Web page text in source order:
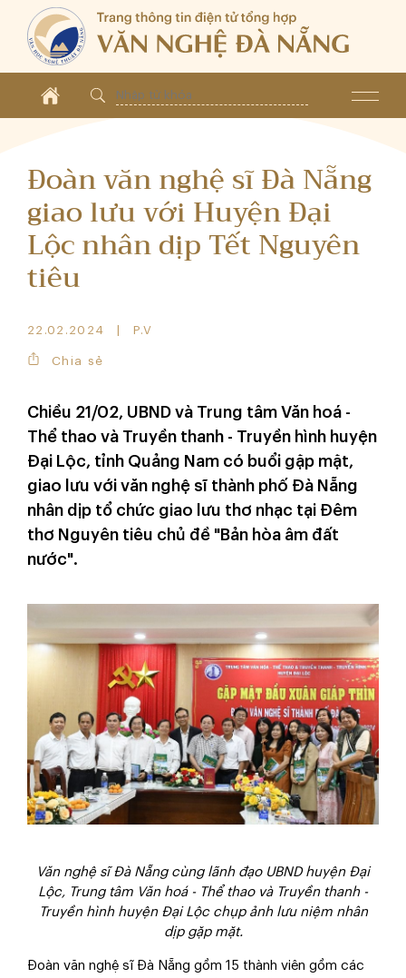
Đoàn văn nghệ sĩ Đà Nẵng
giao lưu với Huyện Đại
Lộc nhân dịp Tết Nguyên
tiêu
22.02.2024 P.V
Chia sẻ
Chiều 21/02, UBND và Trung tâm Văn hoá -
Thể thao và Truyền thanh - Truyền hình huyện
Đại Lộc, tỉnh Quảng Nam có buổi gặp mặt,
giao lưu với văn nghệ sĩ thành phố Đà Nẵng
nhân dịp tổ chức giao lưu thơ nhạc tại Đêm
thơ Nguyên tiêu chủ đề "Bản hòa âm đất
nước".
Văn nghệ sĩ Đà Nẵng cùng lãnh đạo UBND huyện Đại
Lộc, Trung tâm Văn hoá - Thể thao và Truyền thanh -
Truyền hình huyện Đại Lộc chụp ảnh lưu niệm nhân
dịp gặp mặt.
Đoàn văn nghệ sĩ Đà Nẵng gồm 15 thành viên gồm các